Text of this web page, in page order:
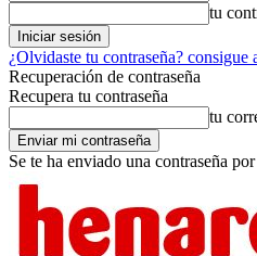
tu
¿Olvidaste tu contraseña? consigue
Recuperación de contraseña
Recupera tu contraseña
tu
Se te ha enviado una contraseña